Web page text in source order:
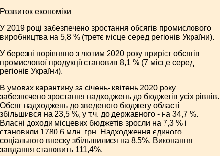
Розвиток економіки
У 2019 році забезпечено зростання обсягів промислового
виробництва на 5,8 % (третє місце серед регіонів України).
У березні порівняно з лютим 2020 року приріст обсягів
промислової продукції становив 8,1 % (7 місце серед
регіонів України).
В умовах карантину за січень- квітень 2020 року
забезпечено зростання надходжень до бюджетів усіх рівнів.
Обсяг надходжень до зведеного бюджету області
збільшився на 23,5 %, у т.ч. до державного - на 34,7 %.
Власні доходи місцевих бюджетів зросли на 7,3 % і
становили 1780,6 млн. грн. Надходження єдиного
соціального внеску збільшилися на 8,5%. Виконання
завдання становить 111,4%.